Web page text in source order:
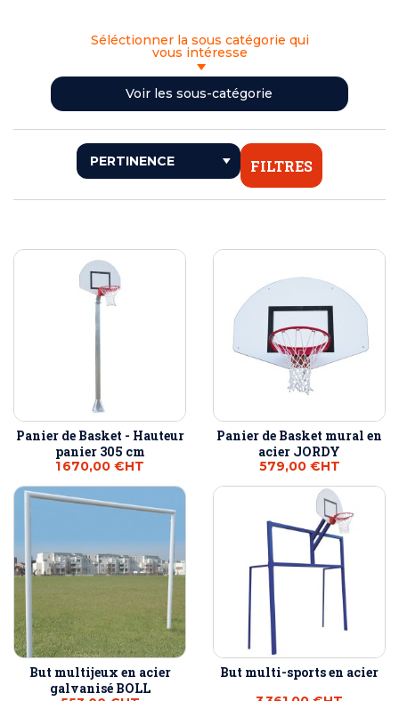
Séléctionner la sous catégorie qui
vous intéresse
BUTS DE SPORT
FITNESS EXTÉRIEUR
TABLES DE PING-PONG ET TEQBALL
TABLES DE BILLARD - BABY FOOT ET JEUX
Voir les sous-catégorie
FILTRES
Panier de Basket - Hauteur
panier 305 cm
1 670,00 €HT
Panier de Basket mural en
acier JORDY
579,00 €HT
But multijeux en acier
galvanisé BOLL
But multi-sports en acier